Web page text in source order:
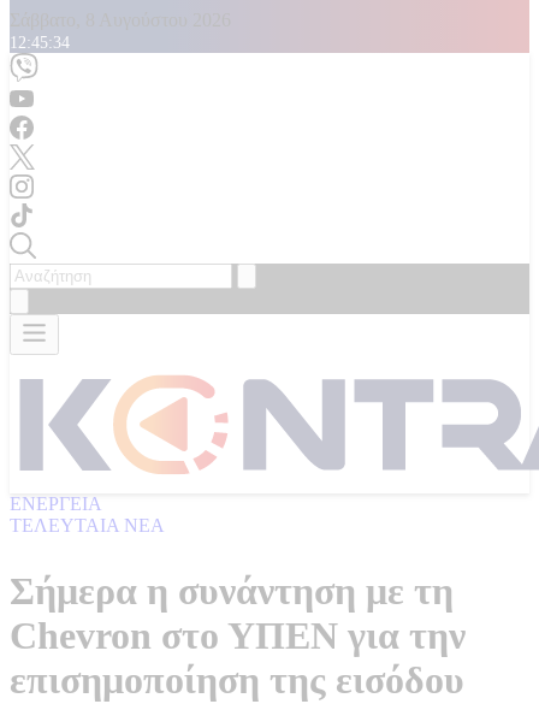
12:45:36
ΕΝΕΡΓΕΙΑ
ΤΕΛΕΥΤΑΙΑ ΝΕΑ
Σήμερα η συνάντηση με τη
Chevron στο ΥΠΕΝ για την
επισημοποίηση της εισόδου